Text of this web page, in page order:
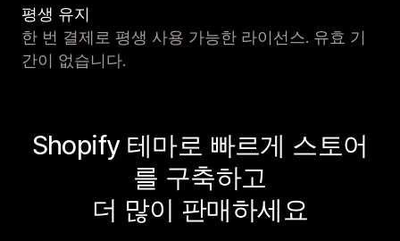
평생 유지
한 번 결제로 평생 사용 가능한 라이선스. 유효 기
간이 없습니다.
Shopify 테마로 빠르게 스토어
를 구축하고
더 많이 판매하세요